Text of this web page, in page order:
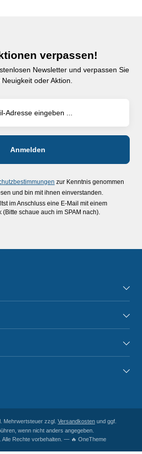
verpassen!
Newsletter und verpassen Sie
Neuigkeit oder Aktion.
zur Kenntnis genommen
und bin mit ihnen einverstanden.
im Anschluss eine E-Mail mit einem
(Bitte schaue auch im SPAM nach).
Mehrwertsteuer zzgl. Versandkosten und ggf.
wenn nicht anders angegeben.
Rechte vorbehalten. — 🔥 OneTheme